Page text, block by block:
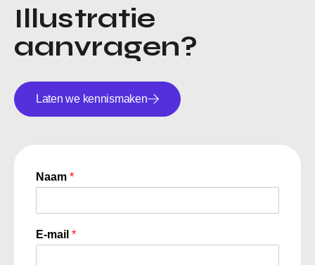
Naam *
E-mail *
Illustratie
aanvragen?
Laten we kennismaken